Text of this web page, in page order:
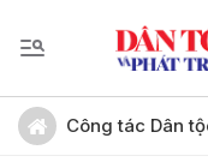
Công tác Dân